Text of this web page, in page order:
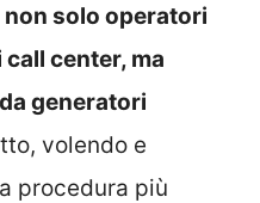
non solo operatori
center, ma
generatori
volendo e
procedura più